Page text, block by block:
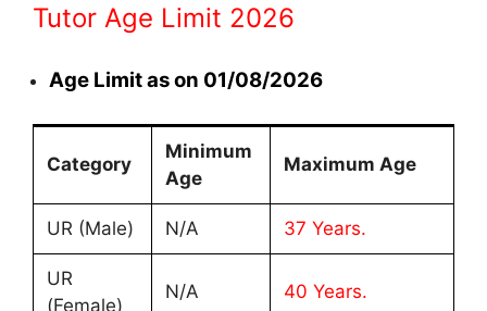
Tutor Age Limit 2026
Age Limit as on 01/08/2026
Category
Minimum
Age
Maximum Age
UR (Male) N/A 37 Years.
UR
(Female)
N/A 40 Years.